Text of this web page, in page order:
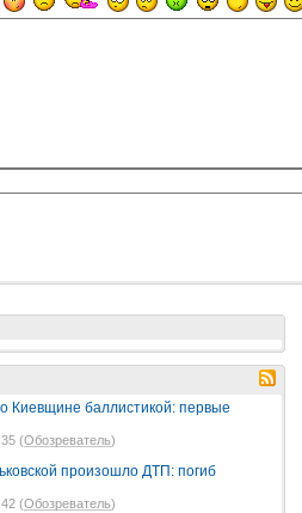
Киевщине баллистикой: первые
(Обозреватель)
произошло ДТП: погиб
(Обозреватель)